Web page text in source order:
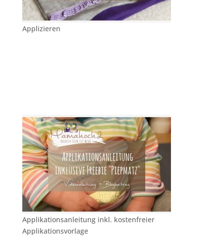
Applizieren
Applikationsanleitung inkl. kostenfreier
Applikationsvorlage